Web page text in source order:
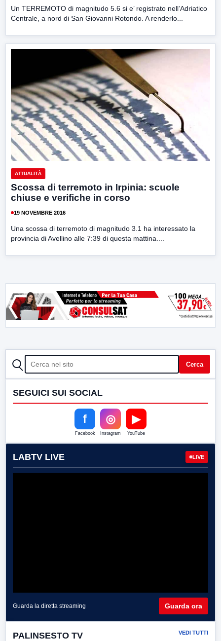
Un TERREMOTO di magnitudo 5.6 si e’ registrato nell’Adriatico
Centrale, a nord di San Giovanni Rotondo. A renderlo...
ATTUALITÀ
Scossa di terremoto in Irpinia: scuole
chiuse e verifiche in corso
19 NOVEMBRE 2016
Una scossa di terremoto di magnitudo 3.1 ha interessato la
provincia di Avellino alle 7:39 di questa mattina....
CERCA Cerca
SEGUICI SUI SOCIAL
f
Facebook
◎
Instagram
▶
YouTube
LABTV LIVE LIVE
Guarda la diretta streaming Guarda ora
PALINSESTO TV VEDI TUTTI